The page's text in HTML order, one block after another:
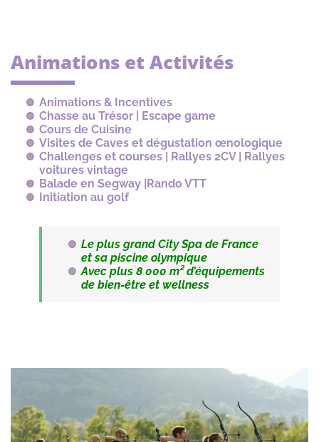
Animations et Activités
Animations & Incentives
Chasse au Trésor | Escape game
Cours de Cuisine
Visites de Caves et dégustation œnologique
Challenges et courses | Rallyes 2CV | Rallyes
voitures vintage
Balade en Segway |Rando VTT
Initiation au golf
Le plus grand City Spa de France
et sa piscine olympique
Avec plus 8 000 m² d’équipements
de bien-être et wellness